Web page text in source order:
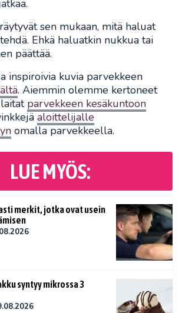
sen mukaan, mitä haluat
Ehkä haluatkin nukkua tai
päättää.
inspiroivia kuvia parvekkeen
. Aiemmin olemme kertoneet
parvekkeen kesäkuntoon
aloittelijalle
omalla parvekkeella.
LUE MYÖS:
merkit, jotka ovat usein
syntyy mikrossa 3